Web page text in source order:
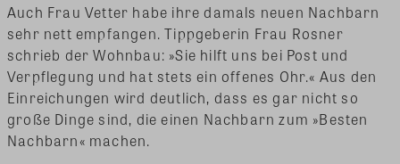
Auch Frau Vetter habe ihre damals neuen Nachbarn
sehr nett empfangen. Tippgeberin Frau Rosner
schrieb der Wohnbau: »Sie hilft uns bei Post und
Verpflegung und hat stets ein offenes Ohr.« Aus den
Einreichungen wird deutlich, dass es gar nicht so
große Dinge sind, die einen Nachbarn zum »Besten
Nachbarn« machen.